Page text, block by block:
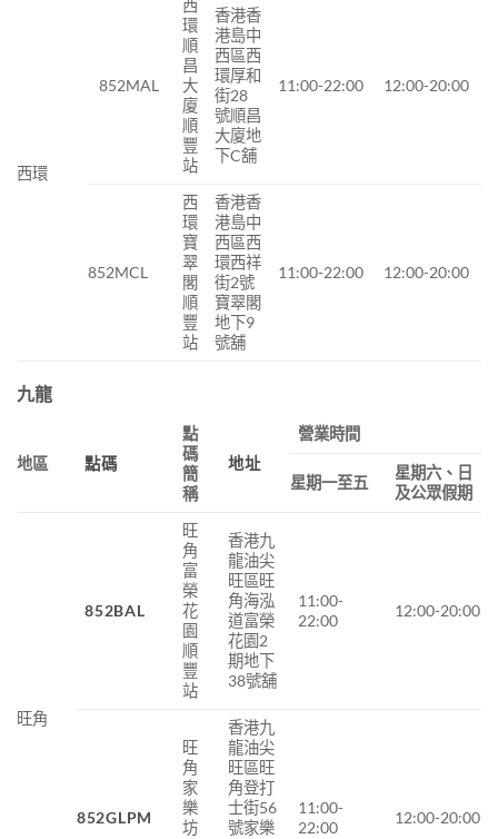
西環
852MAL
西
環
順
昌
大
廈
順
豐
站
香港香
港島中
西區西
環厚和
街28
號順昌
大廈地
下C舖
11:00-22:00 12:00-20:00
852MCL
西
環
寶
翠
閣
順
豐
站
香港香
港島中
西區西
環西祥
街2號
寶翠閣
地下9
號舖
11:00-22:00 12:00-20:00
九龍
地區 點碼
點
碼
簡
稱
地址
營業時間
星期一至五
星期六、日
及公眾假期
旺角
852BAL
旺
角
富
榮
花
園
順
豐
站
香港九
龍油尖
旺區旺
角海泓
道富榮
花園2
期地下
38號舖
11:00-
22:00
12:00-20:00
852GLPM
旺
角
家
樂
坊
香港九
龍油尖
旺區旺
角登打
士街56
號家樂
11:00-
22:00
12:00-20:00